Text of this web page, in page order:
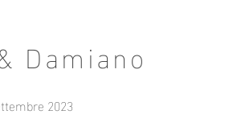
Damiano
2023